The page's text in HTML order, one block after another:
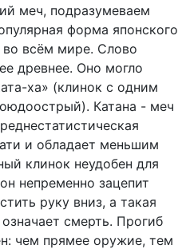
меч, подразумеваем
форма японского
во всём мире. Слово
древнее. Оно могло
ха» (клинок с одним
Катана - меч
и обладает меньшим
клинок неудобен для
непременно зацепит
руку вниз, а такая
смерть. Прогиб
чем прямее оружие, тем